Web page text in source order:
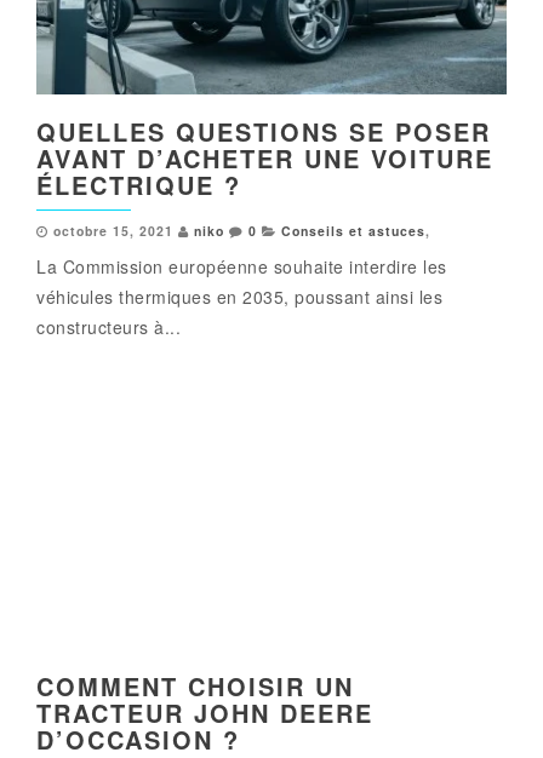
QUELLES QUESTIONS SE POSER
AVANT D’ACHETER UNE VOITURE
ÉLECTRIQUE ?
octobre 15, 2021 niko 0 Conseils et astuces,
La Commission européenne souhaite interdire les
véhicules thermiques en 2035, poussant ainsi les
constructeurs à...
COMMENT CHOISIR UN
TRACTEUR JOHN DEERE
D’OCCASION ?